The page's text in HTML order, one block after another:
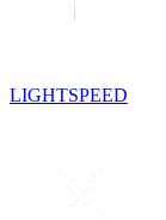
LIGHTSPEED